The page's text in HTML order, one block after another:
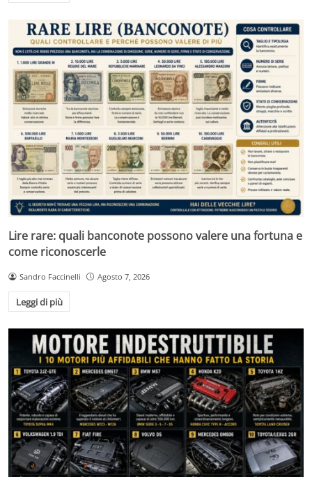
Lire rare: quali banconote possono valere una fortuna e
come riconoscerle
Sandro Faccinelli Agosto 7, 2026
Leggi di più